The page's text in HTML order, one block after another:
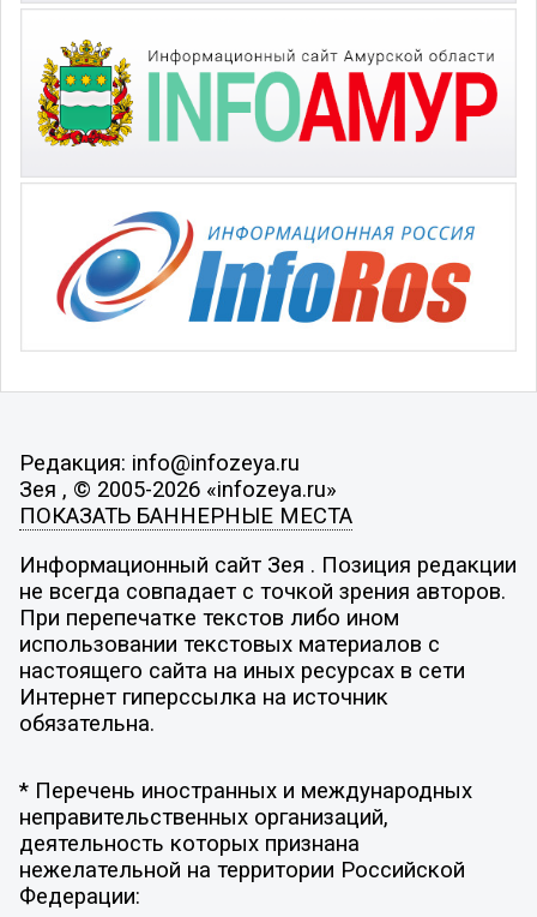
Редакция: info@infozeya.ru
Зея , © 2005-2026 «infozeya.ru»
ПОКАЗАТЬ БАННЕРНЫЕ МЕСТА
Информационный сайт Зея . Позиция редакции
не всегда совпадает с точкой зрения авторов.
При перепечатке текстов либо ином
использовании текстовых материалов с
настоящего сайта на иных ресурсах в сети
Интернет гиперссылка на источник
обязательна.
* Перечень иностранных и международных
неправительственных организаций,
деятельность которых признана
нежелательной на территории Российской
Федерации: